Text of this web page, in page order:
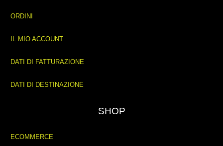
ORDINI
IL MIO ACCOUNT
DATI DI FATTURAZIONE
DATI DI DESTINAZIONE
SHOP
ECOMMERCE